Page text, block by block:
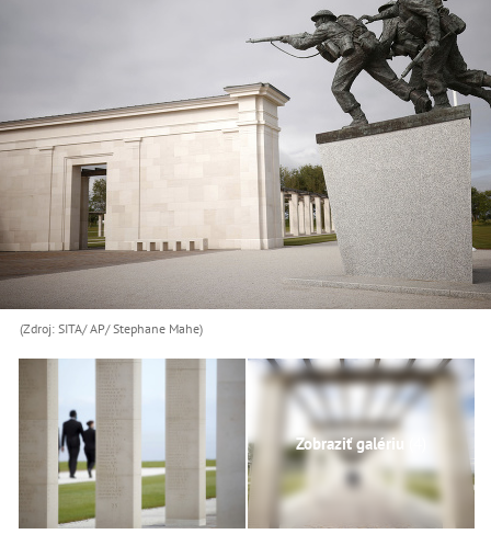
(Zdroj: SITA/ AP/ Stephane Mahe)
Zobraziť galériu